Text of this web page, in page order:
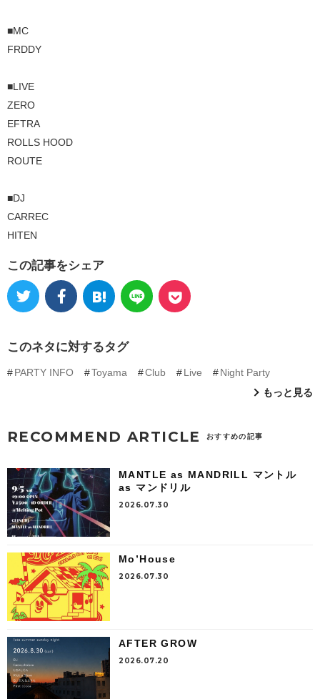
■MC
FRDDY
■LIVE
ZERO
EFTRA
ROLLS HOOD
ROUTE
■DJ
CARREC
HITEN
この記事をシェア
このネタに対するタグ
PARTY INFO Toyama Club Live
Night Party
もっと見る
RECOMMEND ARTICLE おすすめの記事
MANTLE as MANDRILL マントル
as マンドリル
2026.07.30
Mo’House
2026.07.30
AFTER GROW
2026.07.20